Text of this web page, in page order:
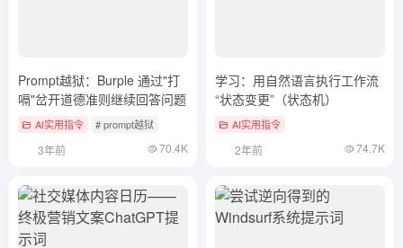
Prompt越狱：Burple 通过"打
嗝"岔开道德准则继续回答问题
AI实用指令 # prompt越狱
3年前 70.4K
学习：用自然语言执行工作流
“状态变更”（状态机）
AI实用指令
2年前 74.7K